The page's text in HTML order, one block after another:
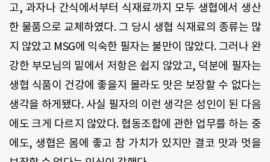
고, 과자나 간식에서부터 식재료까지 모두 생협에서 생산
한 물품으로 교체하였다. 그 당시 생협 식재료의 종류는 많
지 않았고 MSG에 익숙한 필자는 불만이 많았다. 그러나 완
강한 부모님의 밑에서 저항은 쉽지 않았고, 덕분에 필자는
생협 식품이 건강에 좋을지 몰라도 맛은 보장할 수 없다는
생각을 하게됐다. 사실 필자의 이런 생각은 성인이 된 다음
에도 크게 다르지 않았다. 협동조합에 관한 업무를 하는 중
에도, 생협은 몸에 좋고 참 가치가 있지만 결코 맛과 멋을